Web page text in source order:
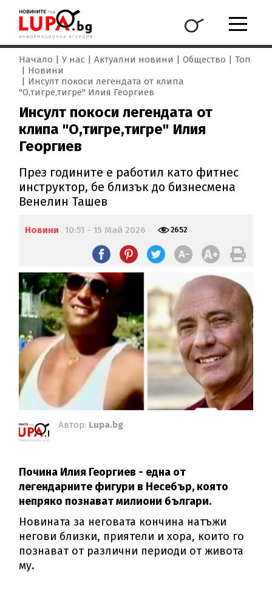
Начало У нас Актуални новини Общество
Топ
Новини
Инсулт покоси легендата от клипа
"О,тигре,тигре" Илия Георгиев
Инсулт покоси легендата от
клипа "О,тигре,тигре" Илия
Георгиев
През годините е работил като фитнес
инструктор, бе близък до бизнесмена
Венелин Ташев
Новини 10:51 - 15 Май 2026 2652
Автор: Lupa.bg
Почина Илия Георгиев - една от
легендарните фигури в Несебър, която
непряко познават милиони българи.
Новината за неговата кончина натъжи
негови близки, приятели и хора, които го
познават от различни периоди от живота
му.